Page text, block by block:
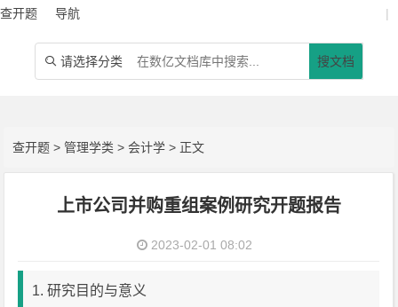
查开题 导航 |
 请选择分类 搜文档
查开题 >管理学类 >会计学 > 正文
上市公司并购重组案例研究开题报告
2023-02-01 08:02
1. 研究目的与意义